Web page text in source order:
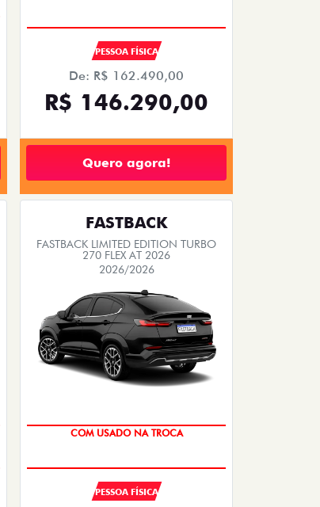
PESSOA FÍSICA
De: R$ 162.490,00
R$ 146.290,00
Quero agora!
FASTBACK
FASTBACK LIMITED EDITION TURBO
270 FLEX AT 2026
2026/2026
TAXA ZERO
PESSOA FÍSICA